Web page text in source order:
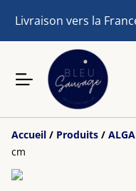
Livraison vers la
Accueil / Produits /
cm